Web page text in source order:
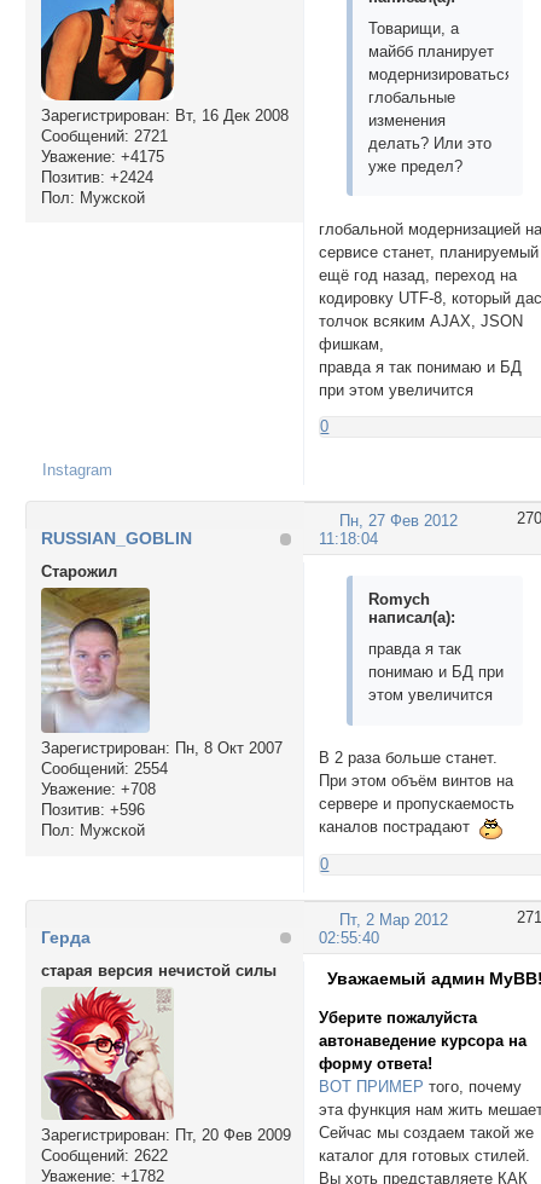
Зарегистрирован: Вт, 16 Дек 2008
Сообщений: 2721
Уважение: +4175
Позитив: +2424
Пол: Мужской
Товарищи, а
майбб планирует
модернизироваться,
глобальные
изменения
делать? Или это
уже предел?
глобальной модернизацией
сервисе станет, планируемый
ещё год назад, переход на
кодировку UTF-8, который
толчок всяким AJAX, JSON
фишкам,
правда я так понимаю и БД
при этом увеличится
0
Instagram
270
Пн, 27 Фев 2012
11:18:04
RUSSIAN_GOBLIN
Cтарожил
Зарегистрирован: Пн, 8 Окт 2007
Сообщений: 2554
Уважение: +708
Позитив: +596
Пол: Мужской
Romych
написал(а):
правда я так
понимаю и БД при
этом увеличится
В 2 раза больше станет.
При этом объём винтов на
сервере и пропускаемость
каналов пострадают
0
271
Пт, 2 Мар 2012
02:55:40
Герда
старая версия нечистой силы
Зарегистрирован: Пт, 20 Фев 2009
Сообщений: 2622
Уважение: +1782
Уважаемый админ
Уберите пожалуйста
автонаведение курсора на
форму ответа!
ВОТ ПРИМЕР того, почему
эта функция нам жить
Сейчас мы создаем такой же
каталог для готовых стилей.
Вы хоть представляете КАК